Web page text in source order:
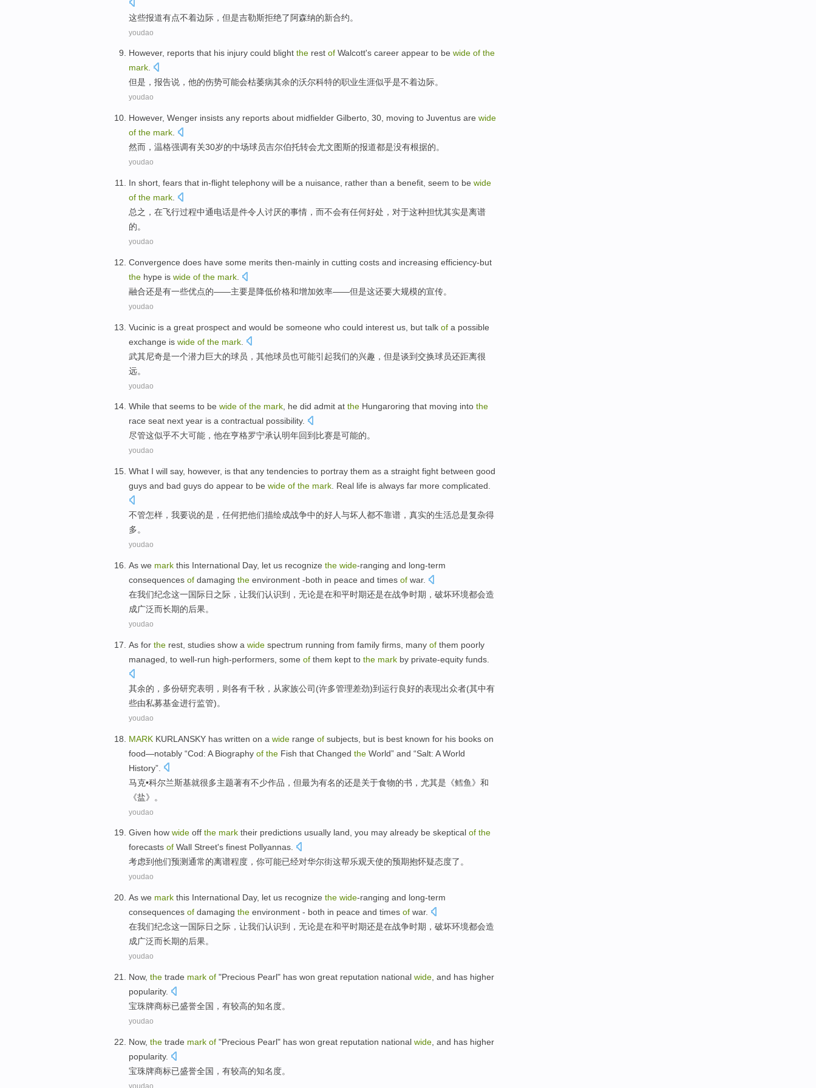
这些报道有点不着边际， 但是吉勒斯拒绝了阿森纳的新合约。
youdao
However, reports that his injury could blight the rest of Walcott's career appear to be wide of the
mark.
但是 ， 报告说， 他的伤势可能会枯萎病其余的沃尔科特的职业生涯似乎是不着边际。
youdao
However, Wenger insists any reports about midfielder Gilberto 30 moving to Juventus are wide
of the mark
然而 ， 温格强调有关30岁的中场球员吉尔伯托转会尤文图斯的报道都是没有根据的。
youdao
In short fears that in-flight telephony will be a nuisance rather than a benefit , seem to be wide
of the mark
总之 ，在飞行过程中通电话是件令人讨厌的事情， 而不会有任何好处 ，对于这种担忧其实是离谱
的。
youdao
Convergence does have some merits then-mainly in cutting costs and increasing efficiency-but
the hype is wide of the mark
融合还是有一些优点的——主要是降低价格和增加效率——但是这还要大规模的宣传。
youdao
Vucinic is a great prospect and would be someone who could interest us but talk of a possible
exchange is wide of the mark
武其尼奇是一个潜力巨大的球员 ，其他球员也可能引起我们的兴趣 ， 但是谈到交换球员还距离很
远。
youdao
While that seems to be wide of the mark, he did admit at the Hungaroring that moving into the
race seat next year is a contractual possibility.
尽管这似乎不大可能 ， 他在亨格罗宁承认明年回到 比赛是可能的。
youdao
What I will say, however, is that any tendencies to portray them as a straight fight between good
guys and bad guys do appear to be wide of the mark Real life is always far more complicated
不管怎样 ， 我要说的是 ， 任何把他们描绘成战争中的好人与坏人都不靠谱 ， 真实的生活总是复杂得
多。
youdao
As we mark this International Day, let us recognize the wide-ranging and long-term
consequences of damaging the environment -both in peace and times of war.
在我们纪念这一国际日之际， 让我们认识到， 无论是在和平时期还是在战争时期， 破坏环境都会造
成广泛而长期的后果。
youdao
As for the rest studies show a wide spectrum running from family firms many of them poorly
managed to well-run high-performers some of them kept to the mark by private-equity funds.
其余的 ，多份研究表明 ，则各有千秋 ， 从家族公司 (许多管理差劲)到运行良好的表现出众者(其中有
些由私募基金进行监管)。
youdao
MARK KURLANSKY has written on a wide range of subjects but is best known for his books on
food—notably “Cod: A Biography of the Fish that Changed the World” and “Salt: A World
History”.
马克•科尔兰斯基就很多主题著有不少作品， 但最为有名的还是关于食物的书 ，尤其是《鳕鱼》 和
《盐》。
youdao
Given how wide off the mark their predictions usually land, you may already be skeptical of the
forecasts of Wall Street's finest Pollyannas.
考虑到他们预测通常的离谱程度 ， 你可能已经对华尔街这帮乐观天使的预期抱怀疑态度了。
youdao
As we mark this International Day, let us recognize the wide-ranging and long-term
consequences of damaging the environment - both in peace and times of war.
在我们纪念这一国际日之际， 让我们认识到， 无论是在和平时期还是在战争时期， 破坏环境都会造
成广泛而长期的后果。
youdao
Now, the trade mark of "Precious Pearl" has won great reputation national wide , and has higher
popularity.
宝珠牌商标已盛誉全国 ， 有较高的知名度。
youdao
Now, the trade mark of "Precious Pearl" has won great reputation national wide , and has higher
popularity.
宝珠牌商标已盛誉全国 ， 有较高的知名度。
youdao